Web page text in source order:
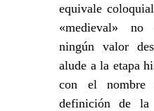
equivale
«medieval» no
ningún valor
alude a la etapa
con el
definición de